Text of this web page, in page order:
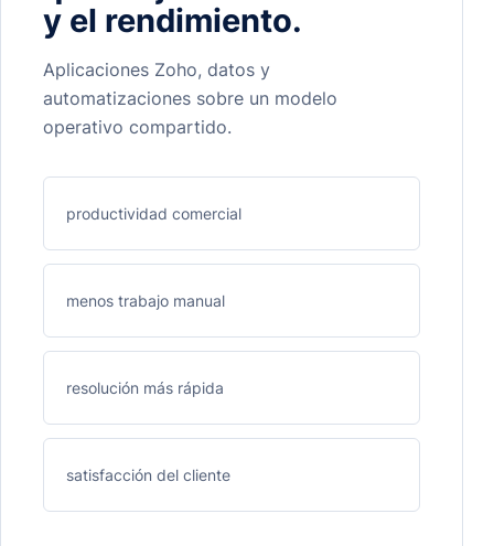
y el rendimiento.
Aplicaciones Zoho, datos y
automatizaciones sobre un modelo
operativo compartido.
productividad comercial
menos trabajo manual
resolución más rápida
satisfacción del cliente